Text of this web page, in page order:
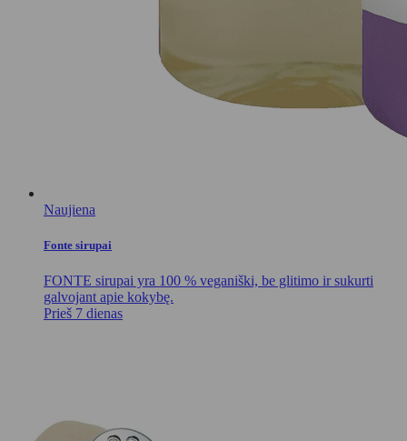
Naujiena
Fonte sirupai
FONTE sirupai yra 100 % veganiški, be glitimo ir sukurti
galvojant apie kokybę.
Prieš 7 dienas